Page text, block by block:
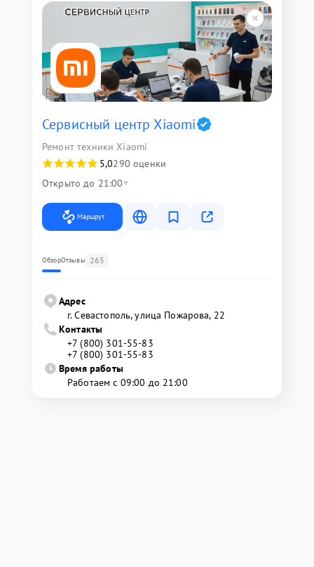
Сервисный центр Xiaomi
Ремонт техники Xiaomi
5,0290 оценки
Открыто до 21:00
Маршрут
ОбзорОтзывы 265
Адрес
г. Севастополь, улица Пожарова, 22
Контакты
+7 (800) 301-55-83
+7 (800) 301-55-83
Время работы
Работаем с 09:00 до 21:00